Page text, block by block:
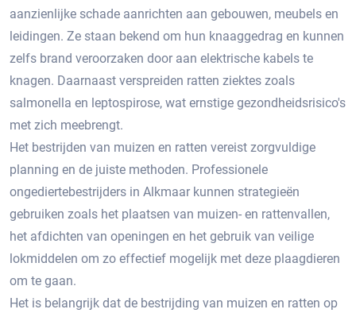
aanzienlijke schade aanrichten aan gebouwen, meubels en
leidingen.​ Ze staan bekend om hun knaaggedrag en kunnen
zelfs brand veroorzaken door aan elektrische kabels te
knagen.​ Daarnaast verspreiden ratten ziektes zoals
salmonella en leptospirose, wat ernstige gezondheidsrisico's
met zich meebrengt.​
Het bestrijden van muizen en ratten vereist zorgvuldige
planning en de juiste methoden.​ Professionele
ongediertebestrijders in Alkmaar kunnen strategieën
gebruiken zoals het plaatsen van muizen- en rattenvallen,
het afdichten van openingen en het gebruik van veilige
lokmiddelen om zo effectief mogelijk met deze plaagdieren
om te gaan.​
Het is belangrijk dat de bestrijding van muizen en ratten op